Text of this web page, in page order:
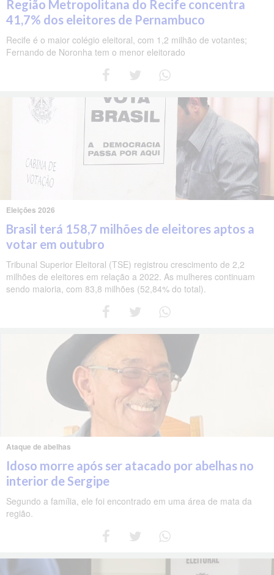
Região Metropolitana do Recife concentra
41,7% dos eleitores de Pernambuco
Recife é o maior colégio eleitoral, com 1,2 milhão de votantes;
Fernando de Noronha tem o menor eleitorado
Eleições 2026
Brasil terá 158,7 milhões de eleitores aptos a
votar em outubro
Tribunal Superior Eleitoral (TSE) registrou crescimento de 2,2
milhões de eleitores em relação a 2022. As mulheres continuam
sendo maioria, com 83,8 milhões (52,84% do total).
Ataque de abelhas
Idoso morre após ser atacado por abelhas no
interior de Sergipe
Segundo a família, ele foi encontrado em uma área de mata da
região.